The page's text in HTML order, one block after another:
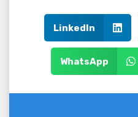
LinkedIn
WhatsApp